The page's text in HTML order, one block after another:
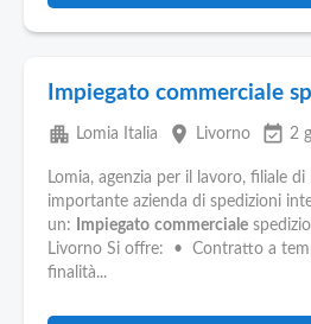
Impiegato commerciale
apartment Lomia Italia place Livorno event_available 2
Lomia, agenzia per il lavoro, filiale
importante azienda di spedizioni
un:
Impiegato commerciale
Livorno Si offre: • Contratto a
finalità...